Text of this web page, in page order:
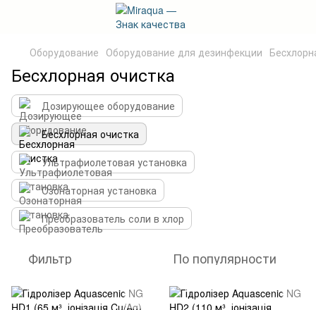
Оборудование Оборудование для дезинфекции
Беcхлорная очистка
Дозирующее оборудование
Беcхлорная очистка
Ультрафиолетовая установка
Озонаторная установка
Преобразователь соли в хлор
Фильтр По популярности